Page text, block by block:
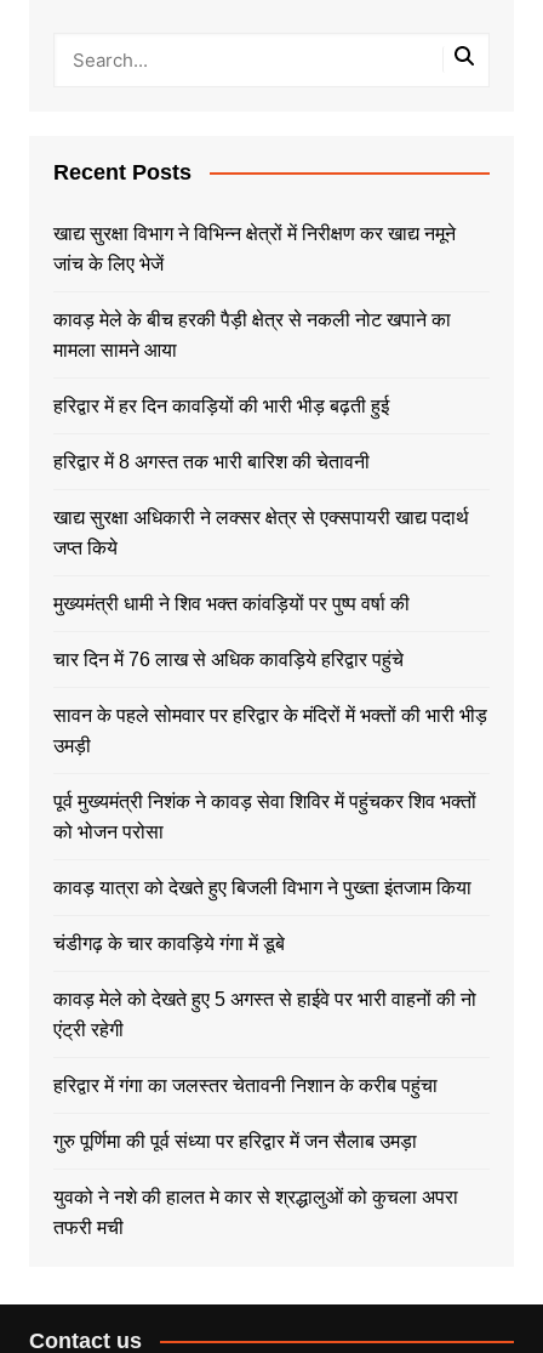
Recent Posts
खाद्य सुरक्षा विभाग ने विभिन्न क्षेत्रों में निरीक्षण कर खाद्य नमूने
जांच के लिए भेजें
कावड़ मेले के बीच हरकी पैड़ी क्षेत्र से नकली नोट खपाने का
मामला सामने आया
हरिद्वार में हर दिन कावड़ियों की भारी भीड़ बढ़ती हुई
हरिद्वार में 8 अगस्त तक भारी बारिश की चेतावनी
खाद्य सुरक्षा अधिकारी ने लक्सर क्षेत्र से एक्सपायरी खाद्य पदार्थ
जप्त किये
मुख्यमंत्री धामी ने शिव भक्त कांवड़ियों पर पुष्प वर्षा की
चार दिन में 76 लाख से अधिक कावड़िये हरिद्वार पहुंचे
सावन के पहले सोमवार पर हरिद्वार के मंदिरों में भक्तों की भारी भीड़
उमड़ी
पूर्व मुख्यमंत्री निशंक ने कावड़ सेवा शिविर में पहुंचकर शिव भक्तों
को भोजन परोसा
कावड़ यात्रा को देखते हुए बिजली विभाग ने पुख्ता इंतजाम किया
चंडीगढ़ के चार कावड़िये गंगा में डूबे
कावड़ मेले को देखते हुए 5 अगस्त से हाईवे पर भारी वाहनों की नो
एंट्री रहेगी
हरिद्वार में गंगा का जलस्तर चेतावनी निशान के करीब पहुंचा
गुरु पूर्णिमा की पूर्व संध्या पर हरिद्वार में जन सैलाब उमड़ा
युवको ने नशे की हालत मे कार से श्रद्धालुओं को कुचला अपरा
तफरी मची
Contact us